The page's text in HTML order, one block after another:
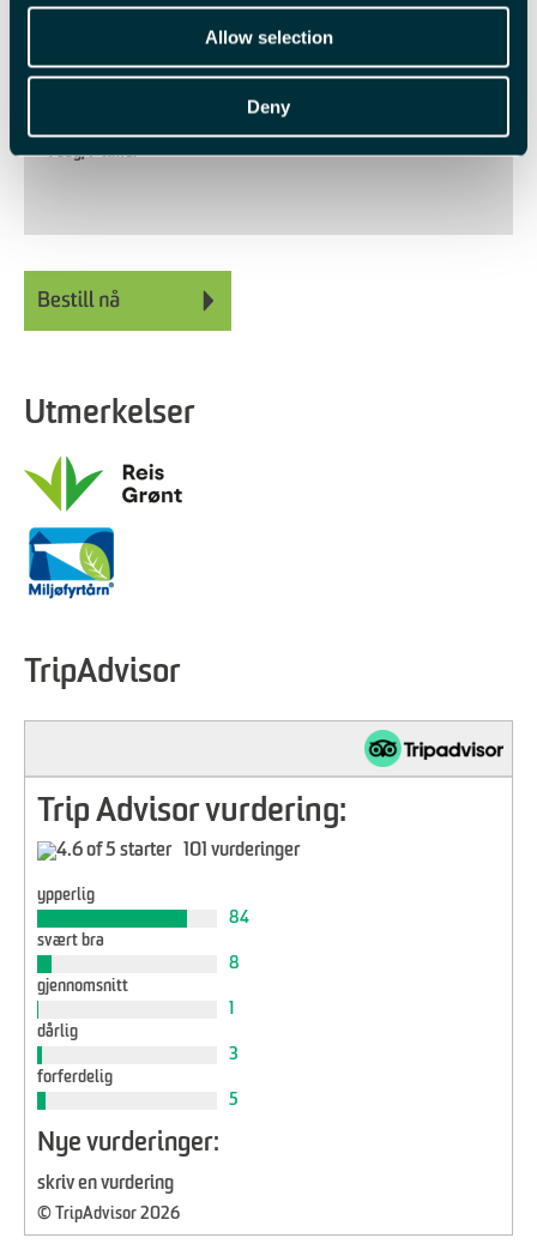
Allow selection
Deny
Sesong
1 dag 7 timer
Utmerkelser
TripAdvisor
Trip Advisor vurdering:
101 vurderinger
ypperlig
84
svært bra
8
gjennomsnitt
dårlig
3
forferdelig
5
Nye vurderinger:
skriv en vurdering
© TripAdvisor 2026